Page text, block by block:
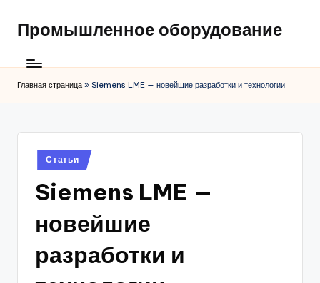
Промышленное оборудование
Главная страница » Siemens LME — новейшие разработки и технологии
Posted
in
Статьи
Siemens LME —
новейшие
разработки и